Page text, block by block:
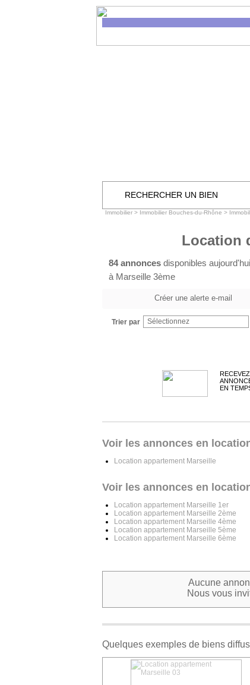
RECHERCHER UN BIEN
Immobilier > Immobilier Bouches-du-Rhône >
Location
84 annonces disponibles
à Marseille 3ème
Créer une alerte e-mail
Trier par Sélectionnez
EN
Voir les annonces en
Location appartement Marseille
Voir les annonces en
Location appartement Marseille 1er
Location appartement Marseille 2ème
Location appartement Marseille 4ème
Location appartement Marseille 5ème
Location appartement Marseille 6ème
Aucune
Nous vous
Quelques exemples de biens